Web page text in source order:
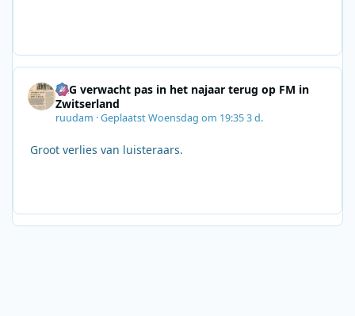
SRG verwacht pas in het najaar terug op FM in
Zwitserland
ruudam ·GeplaatstWoensdag om 19:353 d.
Groot verlies van luisteraars.